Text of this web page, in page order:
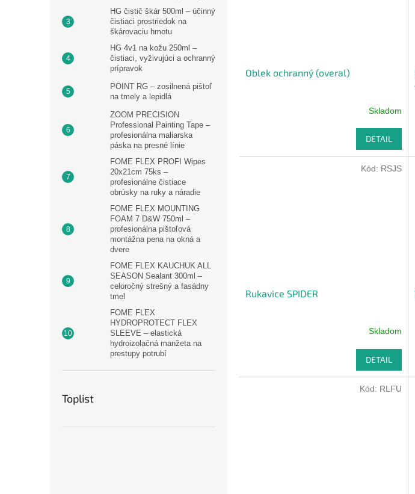
HG čistič škár 500ml – účinný
čistiaci prostriedok na
škárovaciu hmotu
HG 4v1 na kožu 250ml –
čistiaci, vyživujúci a ochranný
prípravok
POINT RG – zosilnená pištoľ
na tmely a lepidlá
ZOOM PRECISION
Professional Painting Tape –
profesionálna maliarska
páska na presné línie
FOME FLEX PROFI Wipes
20x21cm 75ks –
profesionálne čistiace
obrúsky na ruky a náradie
FOME FLEX MOUNTING
FOAM 7 D&W 750ml –
profesionálna pištoľová
montážna pena na okná a
dvere
FOME FLEX KAUCHUK ALL
SEASON Sealant 300ml –
celoročný strešný a fasádny
tmel
FOME FLEX
HYDROPROTECT FLEX
SLEEVE – elastická
hydroizolačná manžeta na
prestupy potrubí
Toplist
Oblek ochranný (overal)
Skladom
DETAIL
Rukavice SPIDER
Skladom
DETAIL
Kód: RSJS
Kód: RLFU